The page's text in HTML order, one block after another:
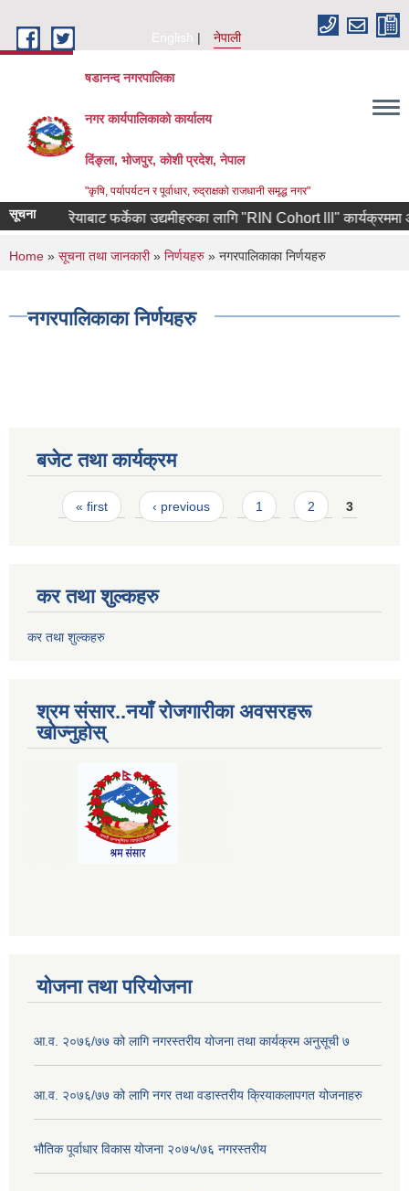
English
नेपाली
षडानन्द नगरपालिका
नगर कार्यपालिकाको कार्यालय
दिंङ्ला, भोजपुर, कोशी प्रदेश, नेपाल
"कृषि, पर्यापर्यटन र पूर्वाधार, रुद्राक्षको राजधानी समृद्ध नगर"
सूचना
दक्षिण कोरियाबाट फर्केका उद्यमीहरुका लागि "RIN Cohort lll" कार्यक्रममा
You are here
Home » सूचना तथा जानकारी» निर्णयहरु » नगरपालिकाका निर्णयहरु
नगरपालिकाका निर्णयहरु
बजेट तथा कार्यक्रम
Pages
« first ‹ previous 1 2 3
कर तथा शुल्कहरु
कर तथा शुल्कहरु
श्रम संसार..नयाँ रोजगारीका अवसरहरू
खोज्नुहोस्
योजना तथा परियोजना
आ.व. २०७६/७७ को लागि नगरस्तरीय योजना तथा कार्यक्रम अनुसूची ७
आ.व. २०७६/७७ को लागि नगर तथा वडास्तरीय क्रियाकलापगत योजनाहरु
भौतिक पूर्वाधार विकास योजना २०७५/७६ नगरस्तरीय